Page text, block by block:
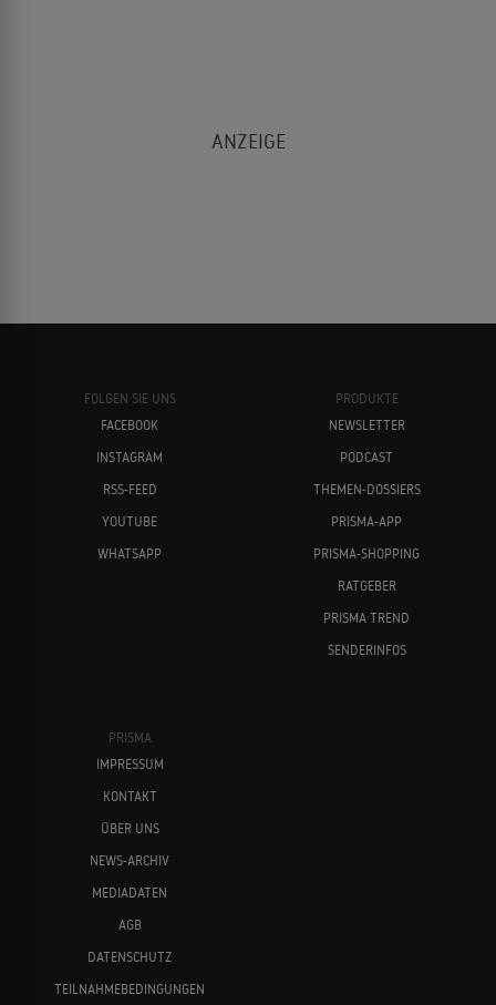
FOLGEN SIE UNS
FACEBOOK
INSTAGRAM
RSS-FEED
YOUTUBE
WHATSAPP
PRODUKTE
NEWSLETTER
PODCAST
THEMEN-DOSSIERS
PRISMA-APP
PRISMA-SHOPPING
RATGEBER
PRISMA TREND
SENDERINFOS
PRISMA
IMPRESSUM
KONTAKT
ÜBER UNS
NEWS-ARCHIV
MEDIADATEN
AGB
DATENSCHUTZ
TEILNAHMEBEDINGUNGEN